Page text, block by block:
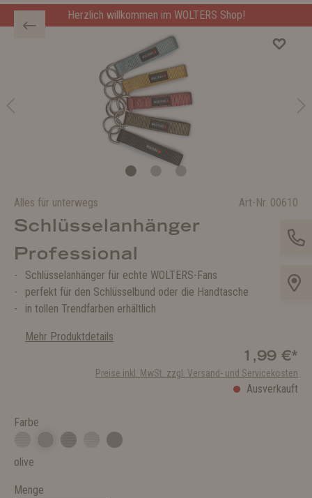
Herzlich willkommen im WOLTERS Shop!
Alles für unterwegs Art-Nr. 00610
Schlüsselanhänger
Professional
Schlüsselanhänger für echte WOLTERS-Fans
perfekt für den Schlüsselbund oder die Handtasche
in tollen Trendfarben erhältlich
Mehr Produktdetails
1,99 €*
Preise inkl. MwSt. zzgl. Versand- und Servicekosten
Ausverkauft
Farbe
olive
Menge